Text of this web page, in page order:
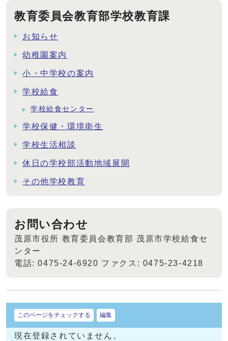
教育委員会教育部学校教育課
お知らせ
幼稚園案内
小・中学校の案内
学校給食
学校給食センター
学校保健・環境衛生
学校生活相談
休日の学校部活動地域展開
その他学校教育
お問い合わせ
茂原市役所 教育委員会教育部 茂原市学校給食セ
ンター
電話: 0475-24-6920 ファクス: 0475-23-4218
このページをチェックする 編集
現在登録されていません。